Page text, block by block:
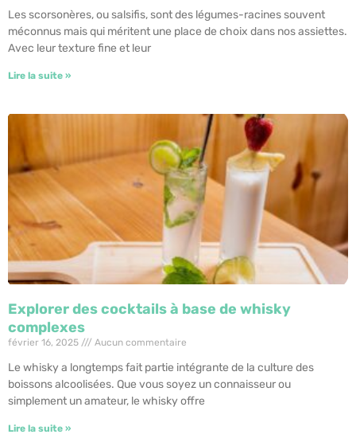
Les scorsonères, ou salsifis, sont des légumes-racines souvent
méconnus mais qui méritent une place de choix dans nos assiettes.
Avec leur texture fine et leur
Lire la suite »
Explorer des cocktails à base de whisky
complexes
février 16, 2025 Aucun commentaire
Le whisky a longtemps fait partie intégrante de la culture des
boissons alcoolisées. Que vous soyez un connaisseur ou
simplement un amateur, le whisky offre
Lire la suite »